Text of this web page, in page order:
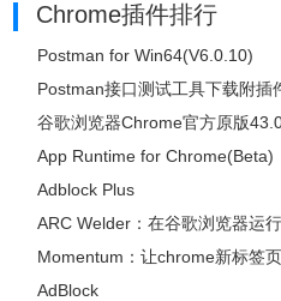
Chrome插件排行
Postman for Win64(V6.0.10)
Postman接口测试工具下载附插
谷歌浏览器Chrome官方原版
App Runtime for Chrome(Beta)
Adblock Plus
ARC Welder：在谷歌浏览器运
Momentum：让chrome新标签页
AdBlock